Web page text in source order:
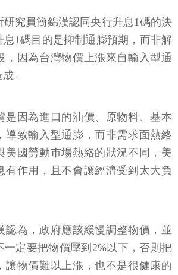
研究員簡錦漢認同央行升息1碼的決
息1碼目的是抑制通膨預期，而非解
，因為台灣物價上漲來自輸入型通
。
是因為進口的油價、原物料、基本
導致輸入型通膨，而非需求面熱絡
美國勞動市場熱絡的狀況不同，美
有作用，且不會讓經濟受到太大負
認為，政府應該緩慢調整物價，並
一定要把物價壓到2%以下，否則把
讓物價難以上漲，也不是很健康的